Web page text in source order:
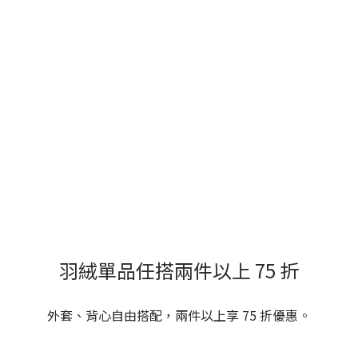
羽絨單品任搭兩件以上 75 折
外套、背心自由搭配，兩件以上享 75 折優惠。